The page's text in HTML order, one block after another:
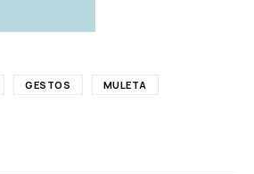
GESTOS MULETA